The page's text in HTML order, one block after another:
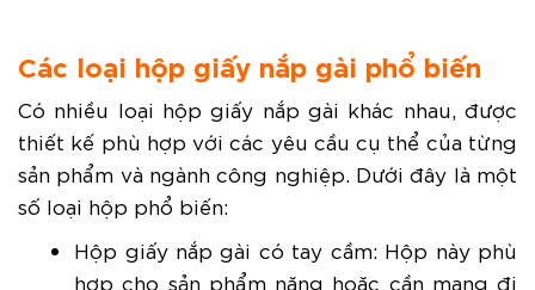
Các loại hộp giấy nắp gài phổ biến
Có nhiều loại hộp giấy nắp gài khác nhau, được
thiết kế phù hợp với các yêu cầu cụ thể của từng
sản phẩm và ngành công nghiệp. Dưới đây là một
số loại hộp phổ biến:
Hộp giấy nắp gài có tay cầm: Hộp này phù
hợp cho sản phẩm nặng hoặc cần mang đi